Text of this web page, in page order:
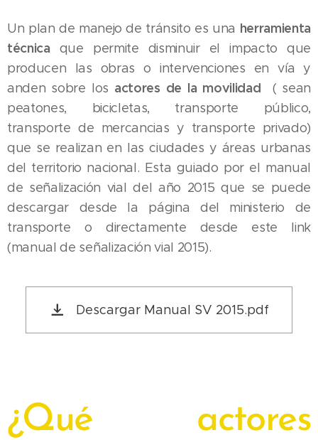
Un plan de manejo de tránsito es una herramienta
técnicaque permite disminuir el impacto que
producen las obras o intervenciones en vía y
anden sobre los actores de la movilidad
( sean
peatones, bicicletas, transporte público,
transporte de mercancias y transporte privado)
que se realizan en las ciudades y áreas urbanas
del territorio nacional. Esta guiado por el manual
de señalización vial del año 2015 que se puede
descargar desde la página del ministerio de
transporte o directamente desde este link
(manual de señalización vial 2015).
Descargar Manual SV 2015.pdf
¿Qué actores